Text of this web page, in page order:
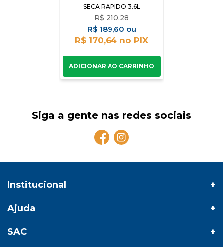
SECA RAPIDO 3.6L
R$ 210,28
R$ 189,60
R$ 170,64
Siga a gente nas redes sociais
Institucional
Ajuda
SAC